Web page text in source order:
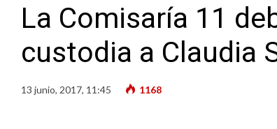
La Comisaría 11
custodia a Claudia
13 junio, 2017, 11:45 1168